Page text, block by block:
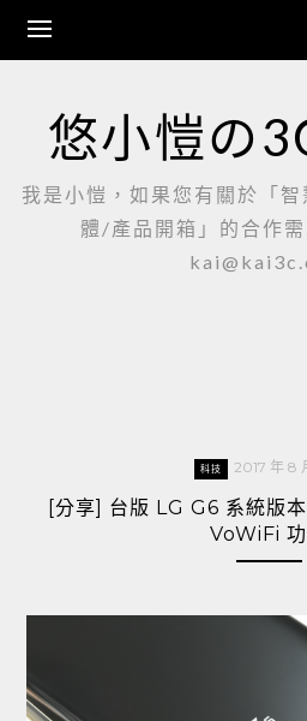
content
悠小愷の
我是小愷，如果您有關於「
體/產品開箱」的合作需
科技 2017 年 8
[分享] 台版 LG G6 系統版
VoWiFi